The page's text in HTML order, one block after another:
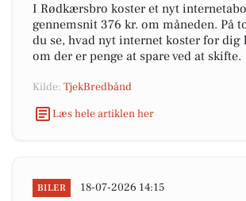
I Rødkærsbro koster et nyt
gennemsnit 376 kr. om måneden. På
du se, hvad nyt internet koster for dig
om der er penge at spare ved at skifte.
Kilde: TjekBredbånd
Læs hele artiklen her
BILER 18-07-2026 14:15